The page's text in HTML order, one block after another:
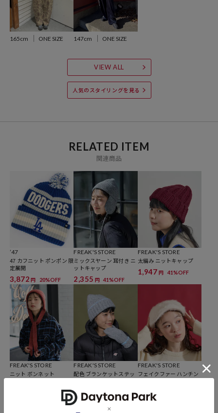
・ワインレッド：NY DARK MAROON
※掲載画像の商品の色味は、屋外や屋内の光の照射や角度により実物
と色味が異なる場合がございます。また表示のサイズ感と実物は若干
※着用、お取り扱いの際は、商品についている品質表示とアテンショ
ンタグを必ずご確認下さい。
円（2025年11月21日時点）
行予約・先行割引は含まれません）開始時点の価格です。
ブランド説明
【’47/フォーティーセブン】
日米で人気のアメリカ・ボストン発祥のカジュアルキャップ。上質で
スポーティーなファッションを。アメリカ4大スポーツ公認、プロ野
球3球団のオフィシャルサプライヤーの'47。プロも認める高品質。人
を選ばないサイズ・アメリカ全土で展開。
165cm ONE SIZE 147cm ONE SIZE
VIEW ALL
人気のスタイリングを見る
RELATED ITEM
関連商品
’47
47 カフニット ポンポン 限
定展開
3,872 円 20%OFF
FREAK'S STORE
ミックスヤーン 耳付き ニ
ットキャップ
2,355 円 41%OFF
FREAK'S STORE
太編み ニットキャップ
1,947 円 41%OFF
FREAK'S STORE
ニット ボンネット
FREAK'S STORE
配色 ブランケットステッ
2,355円 41%OFF
FREAK'S STORE
フェイクファー ハンチン
1,287